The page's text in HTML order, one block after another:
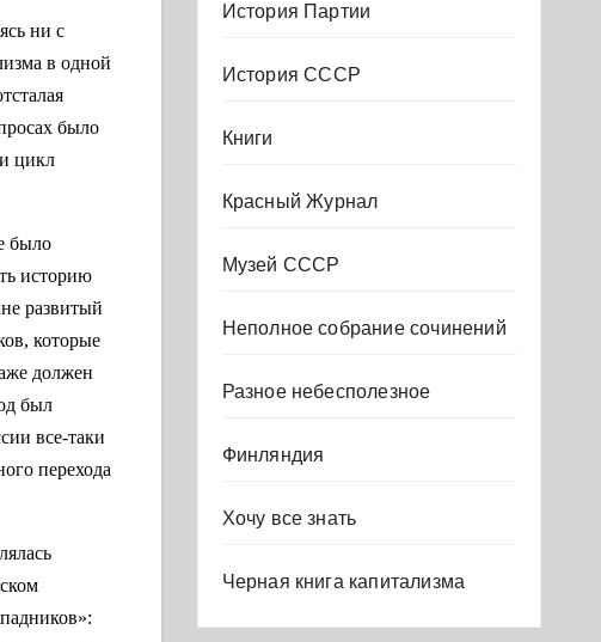
ни с
в одной
было
цикл
было
историю
развитый
которые
должен
был
все-таки
перехода
История Партии
История СССР
Книги
Красный Журнал
Музей СССР
Неполное собрание сочинений
Разное небесполезное
Финляндия
Хочу все знать
Черная книга капитализма